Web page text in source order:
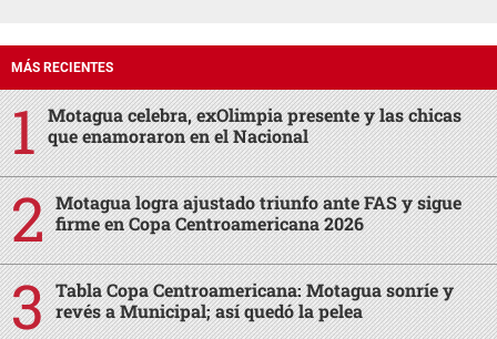
MÁS RECIENTES
Motagua celebra, exOlimpia presente y las chicas
que enamoraron en el Nacional
Motagua logra ajustado triunfo ante FAS y sigue
firme en Copa Centroamericana 2026
Tabla Copa Centroamericana: Motagua sonríe y
revés a Municipal; así quedó la pelea